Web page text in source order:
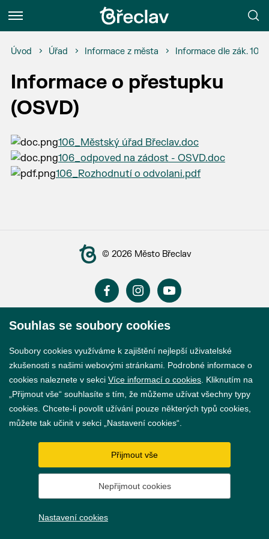
Menu
Úvod Úřad Informace z města Informace dle zák.
Informace o přestupku
(OSVD)
106_Městský úřad Břeclav.doc
106_odpoved na zádost - OSVD.doc
106_Rozhodnutí o odvolani.pdf
© 2026 Město Břeclav
Prohlášení o přístupnosti
GDPR
Nastavení cookies
VytvořilwebProgress
Souhlas se soubory cookies
Soubory cookies využíváme k zajištění nejlepší uživatelské
zkušenosti s našimi webovými stránkami. Podrobné informace o
cookies naleznete v sekci Více informací o cookies . Kliknutím na
„Přijmout vše“ souhlasíte s tím, že můžeme užívat všechny typy
cookies. Chcete-li povolit užívání pouze některých typů cookies,
můžete tak učinit v sekci „Nastavení cookies“.
Přijmout vše
Nepřijmout cookies
Nastavení cookies